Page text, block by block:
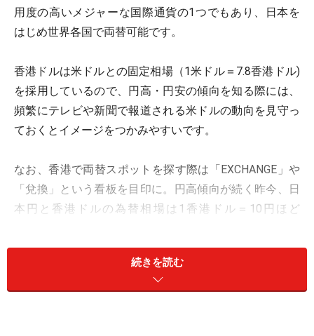
用度の高いメジャーな国際通貨の1つでもあり、日本を
はじめ世界各国で両替可能です。
香港ドルは米ドルとの固定相場（1米ドル＝7.8香港ドル)
を採用しているので、円高・円安の傾向を知る際には、
頻繁にテレビや新聞で報道される米ドルの動向を見守っ
ておくとイメージをつかみやすいです。
なお、香港で両替スポットを探す際は「EXCHANGE」や
「兌換」という看板を目印に。円高傾向が続く昨今、日
本円と香港ドルの為替相場は1香港ドル＝10円ほど
続きを読む